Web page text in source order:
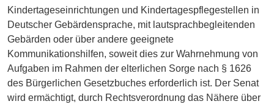
Kindertageseinrichtungen und Kindertagespflegestellen in
Deutscher Gebärdensprache, mit lautsprachbegleitenden
Gebärden oder über andere geeignete
Kommunikationshilfen, soweit dies zur Wahrnehmung von
Aufgaben im Rahmen der elterlichen Sorge nach § 1626
des Bürgerlichen Gesetzbuches erforderlich ist. Der Senat
wird ermächtigt, durch Rechtsverordnung das Nähere über